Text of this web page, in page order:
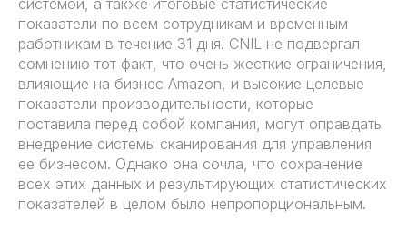
показатели по всем сотрудникам и временным
работникам в течение 31 дня. CNIL не подвергал
сомнению тот факт, что очень жесткие ограничения,
влияющие на бизнес Amazon, и высокие целевые
показатели производительности, которые
поставила перед собой компания, могут оправдать
внедрение системы сканирования для управления
ее бизнесом. Однако она сочла, что сохранение
всех этих данных и результирующих статистических
показателей в целом было непропорциональным.